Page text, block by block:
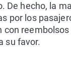
De hecho, la
por los
con reembolsos
su favor.